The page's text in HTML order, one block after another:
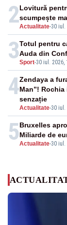
2Actualitate-30 iul.
Lovitură
scumpește
3Sport-30 iul. 2026,
Totul pentru
Auda din
4
Actualitate-30 iul.
Zendaya a
Man”!
senzație
5Actualitate-30 iul.
Bruxelles
Miliarde de